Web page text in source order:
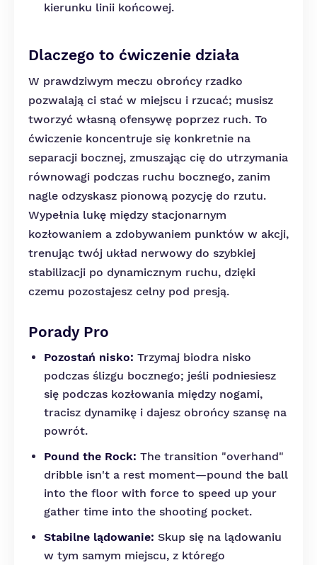
kierunku linii końcowej.
Dlaczego to ćwiczenie działa
W prawdziwym meczu obrońcy rzadko
pozwalają ci stać w miejscu i rzucać; musisz
tworzyć własną ofensywę poprzez ruch. To
ćwiczenie koncentruje się konkretnie na
separacji bocznej, zmuszając cię do utrzymania
równowagi podczas ruchu bocznego, zanim
nagle odzyskasz pionową pozycję do rzutu.
Wypełnia lukę między stacjonarnym
kozłowaniem a zdobywaniem punktów w akcji,
trenując twój układ nerwowy do szybkiej
stabilizacji po dynamicznym ruchu, dzięki
czemu pozostajesz celny pod presją.
Porady Pro
Pozostań nisko: Trzymaj biodra nisko
podczas ślizgu bocznego; jeśli podniesiesz
się podczas kozłowania między nogami,
tracisz dynamikę i dajesz obrońcy szansę na
powrót.
Pound the Rock: The transition "overhand"
dribble isn't a rest moment—pound the ball
into the floor with force to speed up your
gather time into the shooting pocket.
Stabilne lądowanie: Skup się na lądowaniu
w tym samym miejscu, z którego